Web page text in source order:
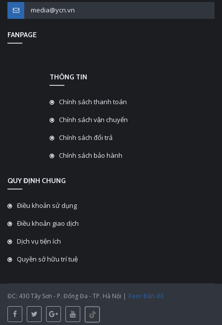
media@ycn.vn
FANPAGE
THÔNG TIN
Chính sách thanh toán
Chính sách vận chuyển
Chính sách đổi trả
Chính sách bảo hành
QUY ĐỊNH CHUNG
Điều khoản sử dụng
Điều khoản giao dịch
Dịch vụ tiện ích
Quyền sở hữu trí tuệ
ĐC: 430 Tây Sơn - P. Đống Đa - TP. Hà Nội | Xem Bản đồ